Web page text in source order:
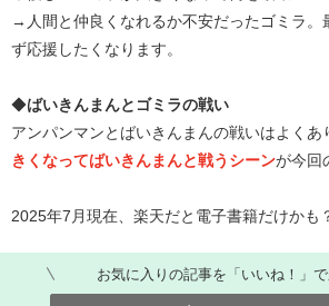
→人間と仲良くなれるか不安だったゴミラ。
ず応援したくなります。
◆ばいきんまんとゴミラの戦い
アンパンマンとばいきんまんの戦いはよくあ
きくなってばいきんまんと戦うシーンが今回
2025年7月現在、楽天だと電子書籍だけかも
お気に入りの記事を「いいね！」